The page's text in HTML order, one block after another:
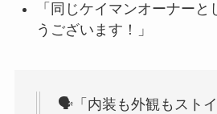
「同じケイマンオーナーと
うございます！」
🗣「内装も外観もスト